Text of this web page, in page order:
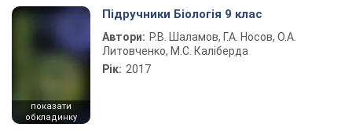
показати
обкладинку
Підручники Біологія 9 клас
Автори: Р.В. Шаламов, Г.А. Носов, О.А.
Литовченко, М.С. Каліберда
Рік: 2017